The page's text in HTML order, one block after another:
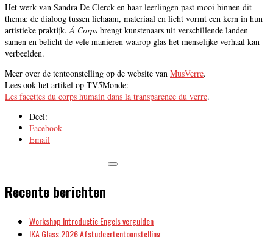
Het werk van Sandra De Clerck en haar leerlingen past mooi binnen dit
thema: de dialoog tussen lichaam, materiaal en licht vormt een kern in hun
artistieke praktijk. À Corps brengt kunstenaars uit verschillende landen
samen en belicht de vele manieren waarop glas het menselijke verhaal kan
verbeelden.
Meer over de tentoonstelling op de website van MusVerre.
Lees ook het artikel op TV5Monde:
Les facettes du corps humain dans la transparence du verre.
Deel:
Facebook
Email
Recente berichten
Workshop Introductie Engels vergulden
IKA Glass.2026 Afstudeertentoonstelling